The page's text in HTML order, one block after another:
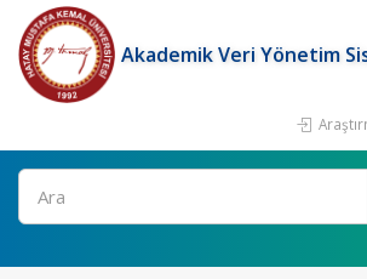
Akademik Veri Yönetim
Ara